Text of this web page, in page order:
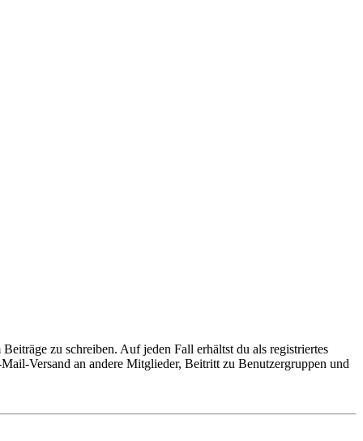
zu schreiben. Auf jeden Fall erhältst du als registriertes
Versand an andere Mitglieder, Beitritt zu Benutzergruppen und